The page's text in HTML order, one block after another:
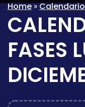
Home»
FASES